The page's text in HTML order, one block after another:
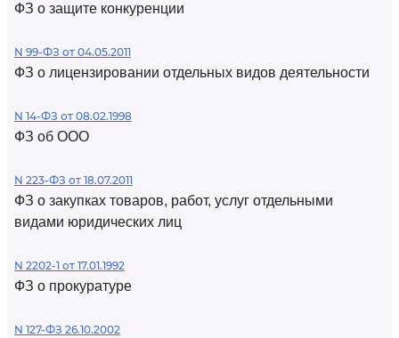
ФЗ о защите конкуренции
N 99-ФЗ от 04.05.2011
ФЗ о лицензировании отдельных видов деятельности
N 14-ФЗ от 08.02.1998
ФЗ об ООО
N 223-ФЗ от 18.07.2011
ФЗ о закупках товаров, работ, услуг отдельными
видами юридических лиц
N 2202-1 от 17.01.1992
ФЗ о прокуратуре
N 127-ФЗ 26.10.2002